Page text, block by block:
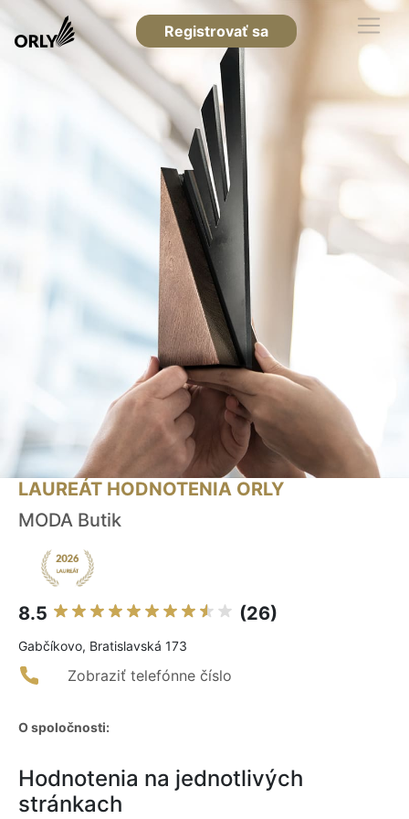
Registrovať sa
LAUREÁT HODNOTENIA ORLY
MODA Butik
8.5 (26)
Gabčíkovo, Bratislavská 173
Zobraziť telefónne číslo
O spoločnosti:
Hodnotenia na jednotlivých
stránkach